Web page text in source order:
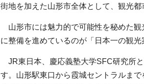
街地を加えた山形市全体として、観光都
山形市には魅力的で可能性を秘めた観
に整備を進めているのが「日本一の観光
JR東日本、慶応義塾大学SFC研究所
す。山形駅東口から霞城セントラルま